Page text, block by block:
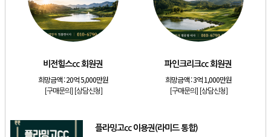
[리조트]소노호텔앤리조트 패밀리 등기 무기명
비전힐스cc 회원권
소노호텔앤리조트 패밀리 회원권
플라밍고cc 이용권(라미드 통합)
비전힐스cc 회원권
희망금액 :20억 5,000만원
[구매문의] [상담신청]
파인크리크cc 회원권
희망금액 :3억 1,000만원
[구매문의] [상담신청]
플라밍고cc 이용권(라미드 통합)